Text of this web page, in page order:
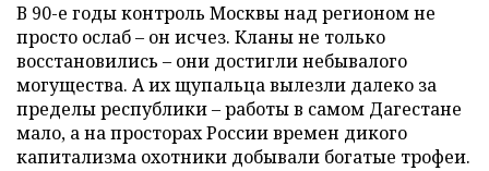
В 90-е годы контроль Москвы над регионом не
просто ослаб – он исчез. Кланы не только
восстановились – они достигли небывалого
могущества. А их щупальца вылезли далеко за
пределы республики – работы в самом Дагестане
мало, а на просторах России времен дикого
капитализма охотники добывали богатые трофеи.